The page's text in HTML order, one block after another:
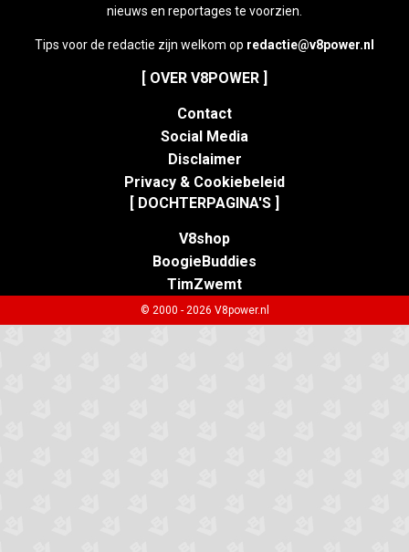
nieuws en reportages te voorzien.
Tips voor de redactie zijn welkom op redactie@v8power.nl
[ OVER V8POWER ]
Contact
Social Media
Disclaimer
Privacy & Cookiebeleid
[ DOCHTERPAGINA'S ]
V8shop
BoogieBuddies
TimZwemt
© 2000 - 2026 V8power.nl